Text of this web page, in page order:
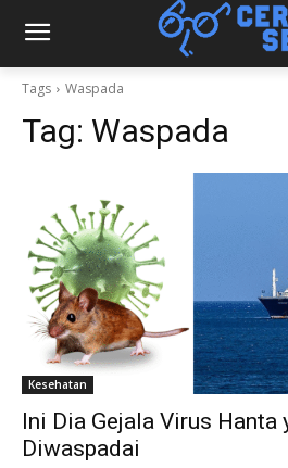
Tags Waspada
Tag: Waspada
Kesehatan
Ini Dia Gejala Virus Hanta
Diwaspadai